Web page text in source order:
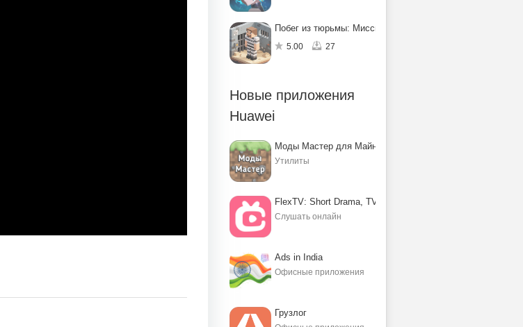
Побег из тюрьмы: Миссия по спасению
5.00 27
Новые приложения
Huawei
Моды Мастер для Майнкрафт ПЕ
Утилиты
FlexTV: Short Drama, TV, Reels
Слушать онлайн
Ads in India
Офисные приложения
Грузлог